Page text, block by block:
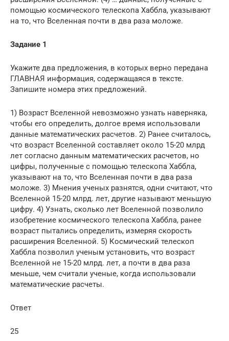
помощью космического телескопа Хаббла, указывают
на то, что Вселенная почти в два раза моложе.
Задание 1
Укажите два предложения, в которых верно передана
ГЛАВНАЯ информация, содержащаяся в тексте.
Запишите номера этих предложений.
1) Возраст Вселенной невозможно узнать наверняка,
чтобы его определить, долгое время использовали
данные математических расчетов. 2) Ранее считалось,
что возраст Вселенной составляет около 15-20 млрд
лет согласно данным математических расчетов, но
цифры, полученные с помощью телескопа Хаббла,
указывают на то, что Вселенная почти в два раза
моложе. 3) Мнения ученых разнятся, одни считают, что
Вселенной 15-20 млрд. лет, другие называют меньшую
цифру. 4) Узнать, сколько лет Вселенной позволило
изобретение космического телескопа Хаббла, ранее
возраст пытались определить, измеряя скорость
расширения Вселенной. 5) Космический телескоп
Хаббла позволил ученым установить, что возраст
Вселенной не 15-20 млрд. лет, а почти в два раза
меньше, чем считали ученые, когда использовали
математические расчеты.
Ответ
25